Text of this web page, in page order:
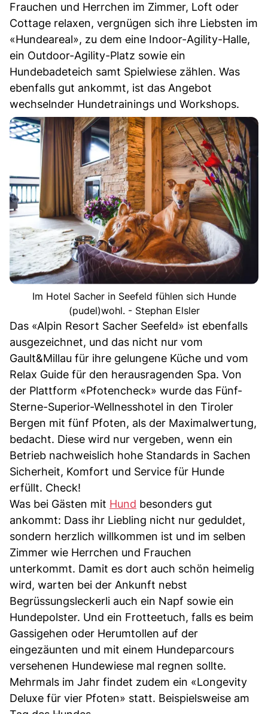
Frauchen und Herrchen im Zimmer, Loft oder
Cottage relaxen, vergnügen sich ihre Liebsten im
«Hundeareal», zu dem eine Indoor-Agility-Halle,
ein Outdoor-Agility-Platz sowie ein
Hundebadeteich samt Spielwiese zählen. Was
ebenfalls gut ankommt, ist das Angebot
wechselnder Hundetrainings und Workshops.
Im Hotel Sacher in Seefeld fühlen sich Hunde
(pudel)wohl. - Stephan Elsler
Das «Alpin Resort Sacher Seefeld» ist ebenfalls
ausgezeichnet, und das nicht nur vom
Gault&Millau für ihre gelungene Küche und vom
Relax Guide für den herausragenden Spa. Von
der Plattform «Pfotencheck» wurde das Fünf-
Sterne-Superior-Wellnesshotel in den Tiroler
Bergen mit fünf Pfoten, als der Maximalwertung,
bedacht. Diese wird nur vergeben, wenn ein
Betrieb nachweislich hohe Standards in Sachen
Sicherheit, Komfort und Service für Hunde
erfüllt. Check!
Was bei Gästen mit Hund besonders gut
ankommt: Dass ihr Liebling nicht nur geduldet,
sondern herzlich willkommen ist und im selben
Zimmer wie Herrchen und Frauchen
unterkommt. Damit es dort auch schön heimelig
wird, warten bei der Ankunft nebst
Begrüssungsleckerli auch ein Napf sowie ein
Hundepolster. Und ein Frotteetuch, falls es beim
Gassigehen oder Herumtollen auf der
eingezäunten und mit einem Hundeparcours
versehenen Hundewiese mal regnen sollte.
Mehrmals im Jahr findet zudem ein «Longevity
Deluxe für vier Pfoten» statt. Beispielsweise am